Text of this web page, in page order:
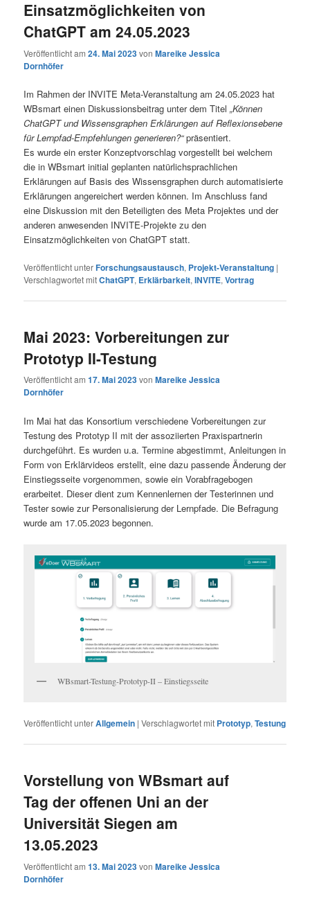
Einsatzmöglichkeiten von
ChatGPT am 24.05.2023
Veröffentlicht am24. Mai 2023vonMareike Jessica
Dornhöfer
Im Rahmen der INVITE Meta-Veranstaltung am 24.05.2023 hat
WBsmart einen Diskussionsbeitrag unter dem Titel„Können
ChatGPT und Wissensgraphen Erklärungen auf Reflexionsebene
für Lernpfad-Empfehlungen generieren?“präsentiert.
Es wurde ein erster Konzeptvorschlag vorgestellt bei welchem
die in WBsmart initial geplanten natürlichsprachlichen
Erklärungen auf Basis des Wissensgraphen durch automatisierte
Erklärungen angereichert werden können. Im Anschluss fand
eine Diskussion mit den Beteiligten des Meta Projektes und der
anderen anwesenden INVITE-Projekte zu den
Einsatzmöglichkeiten von ChatGPT statt.
Veröffentlicht unterForschungsaustausch, Projekt-Veranstaltung |
Verschlagwortet mitChatGPT, Erklärbarkeit,INVITE,Vortrag
Mai 2023: Vorbereitungen zur
Prototyp II-Testung
Veröffentlicht am17. Mai 2023vonMareike Jessica
Dornhöfer
Im Mai hat das Konsortium verschiedene Vorbereitungen zur
Testung des Prototyp II mit der assoziierten Praxispartnerin
durchgeführt. Es wurden u.a. Termine abgestimmt, Anleitungen in
Form von Erklärvideos erstellt, eine dazu passende Änderung der
Einstiegsseite vorgenommen, sowie ein Vorabfragebogen
erarbeitet. Dieser dient zum Kennenlernen der Testerinnen und
Tester sowie zur Personalisierung der Lernpfade. Die Befragung
wurde am 17.05.2023 begonnen.
WBsmart-Testung-Prototyp-II – Einstiegsseite
Veröffentlicht unterAllgemein |Verschlagwortet mit Prototyp,Testung
Vorstellung von WBsmart auf
Tag der offenen Uni an der
Universität Siegen am
13.05.2023
Veröffentlicht am13. Mai 2023vonMareike Jessica
Dornhöfer